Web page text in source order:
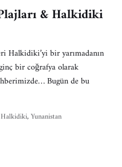
& Halkidiki
Halkidiki’yi bir yarımadanın
bir coğrafya olarak
Bugün de bu
Halkidiki,Yunanistan